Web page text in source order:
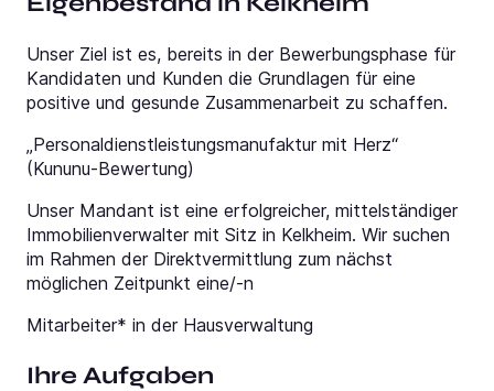
Unser Ziel ist es, bereits in der Bewerbungsphase für
Kandidaten und Kunden die Grundlagen für eine
positive und gesunde Zusammenarbeit zu schaffen.
„Personaldienstleistungsmanufaktur mit Herz“
(Kununu-Bewertung)
Unser Mandant ist eine erfolgreicher, mittelständiger
Immobilienverwalter mit Sitz in Kelkheim. Wir suchen
im Rahmen der Direktvermittlung zum nächst
möglichen Zeitpunkt eine/-n
Mitarbeiter* in der Hausverwaltung
Ihre Aufgaben